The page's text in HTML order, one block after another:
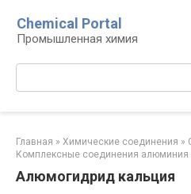
контенту
Chemical Portal
Промышленная химия
Главная » Химические соединения »
Комплексные соединения алюминия‎
Алюмогидрид кальция